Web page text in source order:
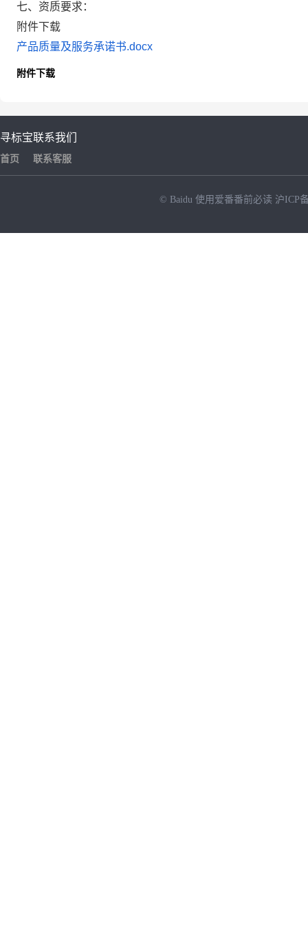
七、资质要求：
附件下载
产品质量及服务承诺书.docx
附件下载
寻标宝
首页
联系我们
联系客服
© Baidu 使用爱番番前必读 沪ICP